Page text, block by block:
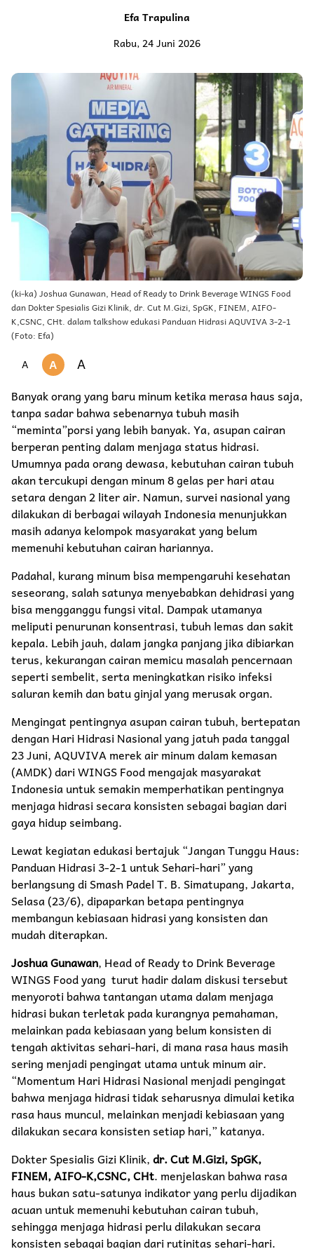
Efa Trapulina
Rabu, 24 Juni 2026
(ki-ka) Joshua Gunawan, Head of Ready to Drink Beverage WINGS Food
dan Dokter Spesialis Gizi Klinik, dr. Cut M.Gizi, SpGK, FINEM, AIFO-
K,CSNC, CHt. dalam talkshow edukasi Panduan Hidrasi AQUVIVA 3-2-1
(Foto: Efa)
A A A
Banyak orang yang baru minum ketika merasa haus saja,
tanpa sadar bahwa sebenarnya tubuh masih
“meminta”porsi yang lebih banyak. Ya, asupan cairan
berperan penting dalam menjaga status hidrasi.
Umumnya pada orang dewasa, kebutuhan cairan tubuh
akan tercukupi dengan minum 8 gelas per hari atau
setara dengan 2 liter air. Namun, survei nasional yang
dilakukan di berbagai wilayah Indonesia menunjukkan
masih adanya kelompok masyarakat yang belum
memenuhi kebutuhan cairan hariannya.
Padahal, kurang minum bisa mempengaruhi kesehatan
seseorang, salah satunya menyebabkan dehidrasi yang
bisa mengganggu fungsi vital. Dampak utamanya
meliputi penurunan konsentrasi, tubuh lemas dan sakit
kepala. Lebih jauh, dalam jangka panjang jika dibiarkan
terus, kekurangan cairan memicu masalah pencernaan
seperti sembelit, serta meningkatkan risiko infeksi
saluran kemih dan batu ginjal yang merusak organ.
Mengingat pentingnya asupan cairan tubuh, bertepatan
dengan Hari Hidrasi Nasional yang jatuh pada tanggal
23 Juni, AQUVIVA merek air minum dalam kemasan
(AMDK) dari WINGS Food mengajak masyarakat
Indonesia untuk semakin memperhatikan pentingnya
menjaga hidrasi secara konsisten sebagai bagian dari
gaya hidup seimbang.
Lewat kegiatan edukasi bertajuk “Jangan Tunggu Haus:
Panduan Hidrasi 3-2-1 untuk Sehari-hari” yang
berlangsung di Smash Padel T. B. Simatupang, Jakarta,
Selasa (23/6), dipaparkan betapa pentingnya
membangun kebiasaan hidrasi yang konsisten dan
mudah diterapkan.
Joshua Gunawan, Head of Ready to Drink Beverage
WINGS Food yang turut hadir dalam diskusi tersebut
menyoroti bahwa tantangan utama dalam menjaga
hidrasi bukan terletak pada kurangnya pemahaman,
melainkan pada kebiasaan yang belum konsisten di
tengah aktivitas sehari-hari, di mana rasa haus masih
sering menjadi pengingat utama untuk minum air.
“Momentum Hari Hidrasi Nasional menjadi pengingat
bahwa menjaga hidrasi tidak seharusnya dimulai ketika
rasa haus muncul, melainkan menjadi kebiasaan yang
dilakukan secara konsisten setiap hari,” katanya.
Dokter Spesialis Gizi Klinik,dr. Cut M.Gizi, SpGK,
FINEM, AIFO-K,CSNC, CHt. menjelaskan bahwa rasa
haus bukan satu-satunya indikator yang perlu dijadikan
acuan untuk memenuhi kebutuhan cairan tubuh,
sehingga menjaga hidrasi perlu dilakukan secara
konsisten sebagai bagian dari rutinitas sehari-hari.